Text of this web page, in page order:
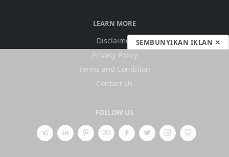
LEARN MORE
Disclaimer
Privacy Policy
Terms and Condition
Contact Us
FOLLOW US
SEMBUNYIKAN IKLAN ✕